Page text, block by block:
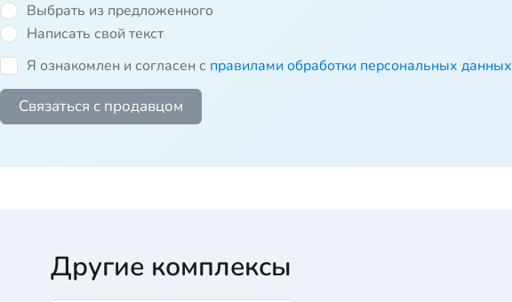
Выбрать из предложенного
Написать свой текст
Я ознакомлен и согласен с правилами обработки персональных данных
Связаться с продавцом
Другие комплексы